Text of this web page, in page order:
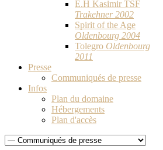
E.H Kasimir TSF
Trakehner 2002
Spirit of the Age
Oldenbourg 2004
Tolegro Oldenbourg
2011
Presse
Communiqués de presse
Infos
Plan du domaine
Hébergements
Plan d'accès